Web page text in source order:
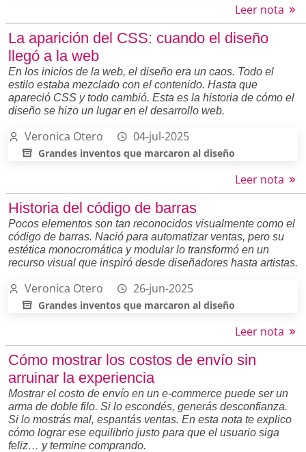
Leer nota
La aparición del CSS: cuando el diseño
llegó a la web
En los inicios de la web, el diseño era un caos. Todo el
estilo estaba mezclado con el contenido. Hasta que
apareció CSS y todo cambió. Esta es la historia de cómo el
diseño se hizo un lugar en el desarrollo web.
Veronica Otero 04-jul-2025
Grandes inventos que marcaron al diseño
Leer nota
Historia del código de barras
Pocos elementos son tan reconocidos visualmente como el
código de barras. Nació para automatizar ventas, pero su
estética monocromática y modular lo transformó en un
recurso visual que inspiró desde diseñadores hasta artistas.
Veronica Otero 26-jun-2025
Grandes inventos que marcaron al diseño
Leer nota
Cómo mostrar los costos de envío sin
arruinar la experiencia
Mostrar el costo de envío en un e-commerce puede ser un
arma de doble filo. Si lo escondés, generás desconfianza.
Si lo mostrás mal, espantás ventas. En esta nota te explico
cómo lograr ese equilibrio justo para que el usuario siga
feliz… y termine comprando.